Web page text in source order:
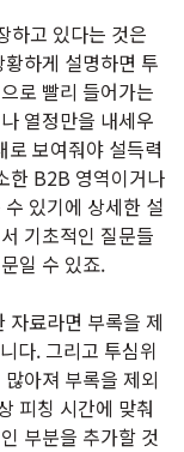
하고 있다는 것은
하게 설명하면 투
로 빨리 들어가는
열정만을 내세우
보여줘야 설득력
한 B2B 영역이거나
있기에 상세한 설
기초적인 질문들
일 수 있죠.
자료라면 부록을 제
다. 그리고 투심위
아져 부록을 제외
피칭 시간에 맞춰
부분을 추가할 것